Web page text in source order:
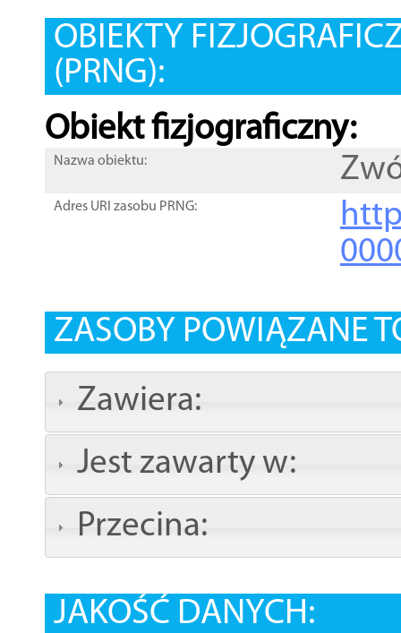
OBIEKTY
(PRNG):
Obiekt fizjograficzny:
Nazwa obiektu:
Adres URI zasobu PRNG:
ZASOBY POWIĄZANE
Zawiera:
Jest zawarty w:
Przecina:
JAKOŚĆ DANYCH: